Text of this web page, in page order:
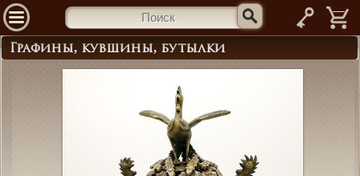
—
Графины, кувшины, бутылки